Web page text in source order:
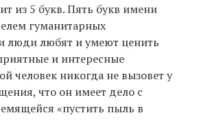
из 5 букв. Пять букв имени
гуманитарных
люди любят и умеют ценить
и интересные
человек никогда не вызовет у
что он имеет дело с
«пустить пыль в